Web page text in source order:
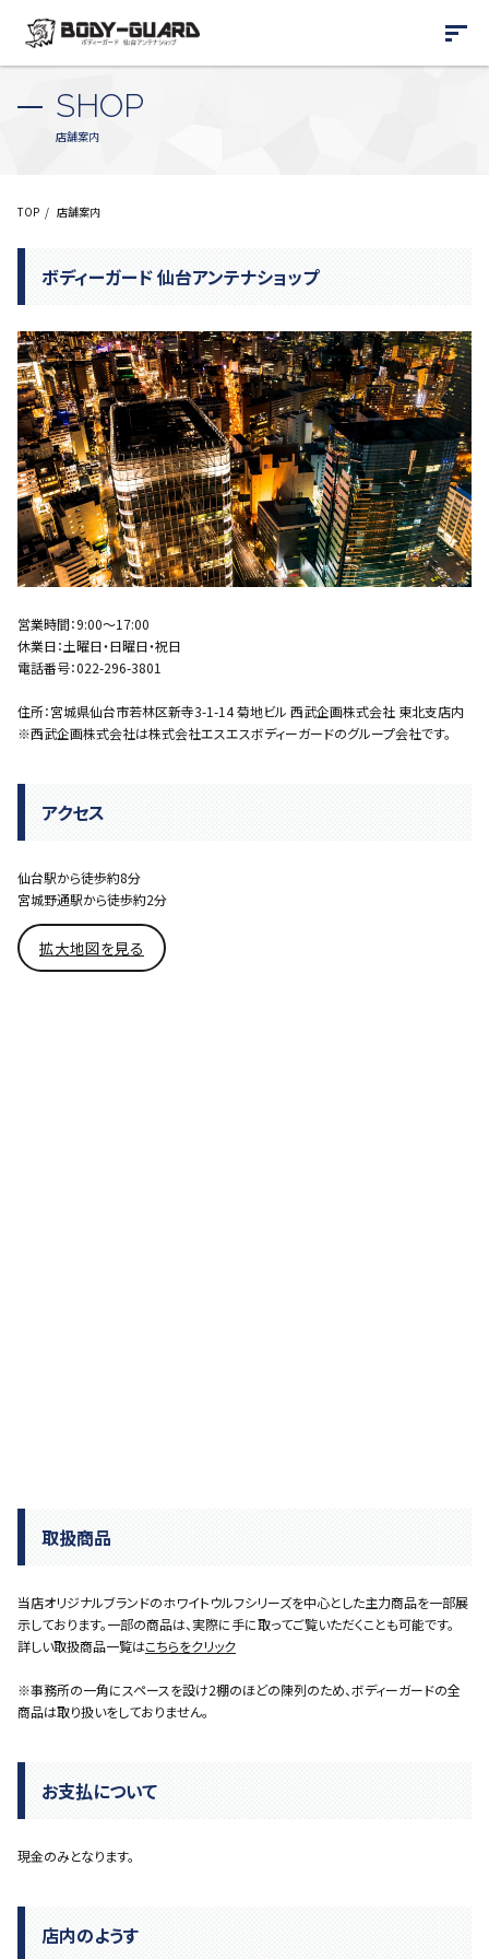
SHOP
店舗案内
TOP 店舗案内
ボディーガード 仙台アンテナショップ
営業時間：9:00～17:00
休業日：土曜日・日曜日・祝日
電話番号：022-296-3801
住所：宮城県仙台市若林区新寺3-1-14 菊地ビル 西武企画株式会社 東北支店内
※西武企画株式会社は株式会社エスエスボディーガードのグループ会社です。
アクセス
仙台駅から徒歩約8分
宮城野通駅から徒歩約2分
拡大地図を見る
取扱商品
当店オリジナルブランドのホワイトウルフシリーズを中心とした主力商品を一部展
示しております。一部の商品は、実際に手に取ってご覧いただくことも可能です。
詳しい取扱商品一覧はこちらをクリック
※事務所の一角にスペースを設け2棚のほどの陳列のため、ボディーガードの全
商品は取り扱いをしておりません。
お支払について
現金のみとなります。
店内のようす